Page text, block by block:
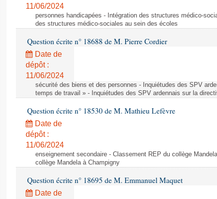
11/06/2024
personnes handicapées - Intégration des structures médico-
des structures médico-sociales au sein des écoles
Question écrite n° 18688 de M. Pierre Cordier
Date de
dépôt :
11/06/2024
sécurité des biens et des personnes - Inquiétudes des SPV
temps de travail » - Inquiétudes des SPV ardennais sur la
Question écrite n° 18530 de M. Mathieu Lefèvre
Date de
dépôt :
11/06/2024
enseignement secondaire - Classement REP du collège
collège Mandela à Champigny
Question écrite n° 18695 de M. Emmanuel Maquet
Date de